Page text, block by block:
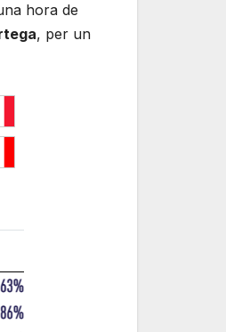
hora de
, per un